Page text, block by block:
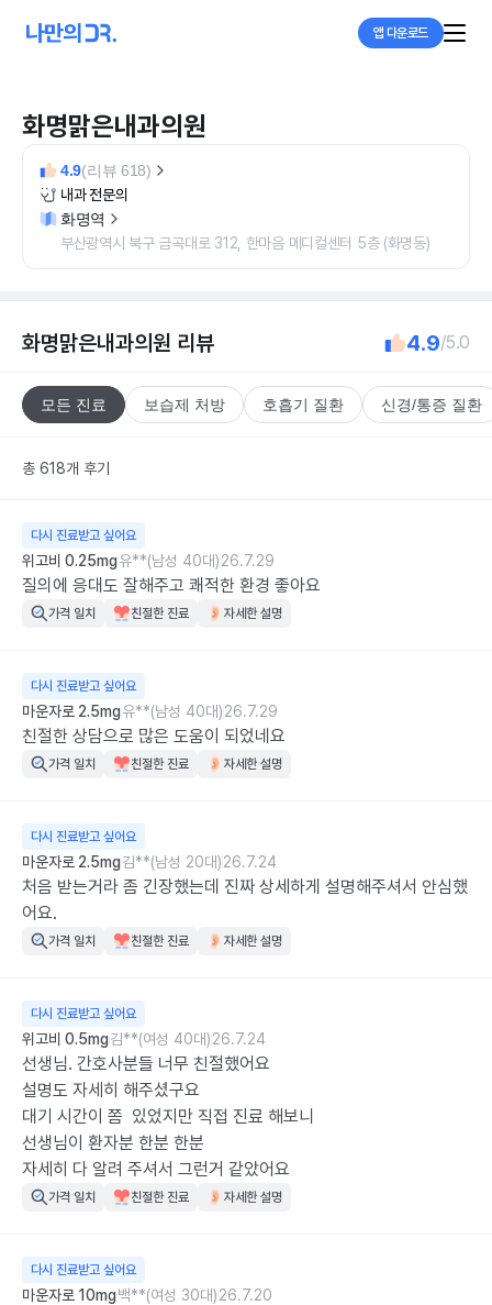
앱 다운로드
화명맑은내과의원
4.9(리뷰 618)
내과 전문의
화명역
부산광역시 북구 금곡대로 312, 한마음 메디컬센터 5층 (화명동)
화명맑은내과의원 리뷰 4.9/5.0
모든 진료 보습제 처방 호흡기 질환 신경/통증 질환
총 618개 후기
다시 진료받고 싶어요
위고비 0.25mg유**(남성 40대)26.7.29
질의에 응대도 잘해주고 쾌적한 환경 좋아요
가격 일치 친절한 진료 자세한 설명
다시 진료받고 싶어요
마운자로 2.5mg유**(남성 40대)26.7.29
친절한 상담으로 많은 도움이 되었네요
가격 일치 친절한 진료 자세한 설명
다시 진료받고 싶어요
마운자로 2.5mg김**(남성 20대)26.7.24
처음 받는거라 좀 긴장했는데 진짜 상세하게 설명해주셔서 안심했
어요.
가격 일치 친절한 진료 자세한 설명
다시 진료받고 싶어요
위고비 0.5mg김**(여성 40대)26.7.24
선생님. 간호사분들 너무 친절했어요
설명도 자세히 해주셨구요
대기 시간이 쫌  있었지만 직접 진료 해보니
선생님이 환자분 한분 한분
자세히 다 알려 주셔서 그런거 같았어요
가격 일치 친절한 진료 자세한 설명
다시 진료받고 싶어요
마운자로 10mg백**(여성 30대)26.7.20